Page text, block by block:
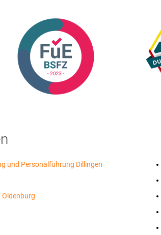
und Personalführung Dillingen
Oldenburg